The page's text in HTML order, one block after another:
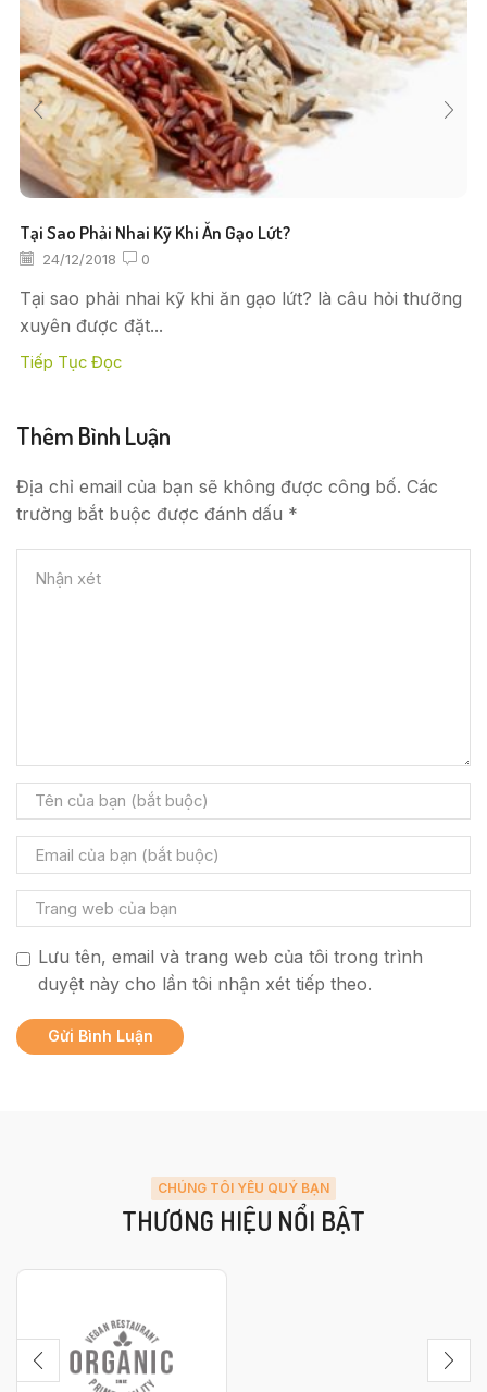
Tại Sao Phải Nhai Kỹ Khi Ăn Gạo Lứt?
24/12/2018 0
Tại sao phải nhai kỹ khi ăn gạo lứt? là câu hỏi thưỡng
xuyên được đặt...
Tiếp Tục Đọc
Thêm Bình Luận
Địa chỉ email của bạn sẽ không được công bố. Các
trường bắt buộc được đánh dấu *
Lưu tên, email và trang web của tôi trong trình
duyệt này cho lần tôi nhận xét tiếp theo.
CHÚNG TÔI YÊU QUÝ BẠN
THƯƠNG HIỆU NỔI BẬT